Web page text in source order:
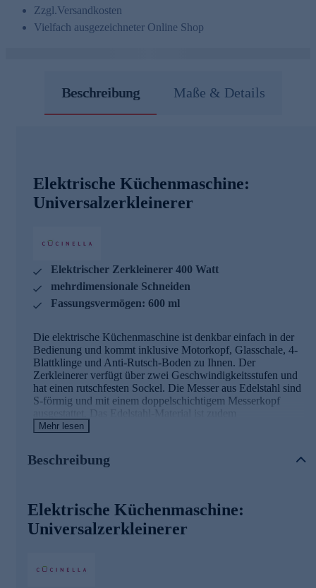
Zzgl.Versandkosten
Vielfach ausgezeichneter Online Shop
Beschreibung Maße & Details
Elektrische Küchenmaschine:
Universalzerkleinerer
Elektrischer Zerkleinerer 400 Watt
mehrdimensionale Schneiden
Fassungsvermögen: 600 ml
Die elektrische Küchenmaschine ist denkbar einfach in der
Bedienung und kommt inklusive Motorkopf, Glasschale, 4-
Blattklinge und Anti-Rutsch-Boden zu Ihnen. Der
Zerkleinerer verfügt über zwei Geschwindigkeitsstufen und
hat einen rutschfesten Sockel. Die Messer aus Edelstahl sind
S-förmig und mit einem doppelschichtigem Messerkopf
ausgestattet. Das Edelstahl-Material ist zudem
lebensmittelecht und die Schneiden sind mehrdimensional.
Fleisch, Gemüse, Kräuter und Nüsse - und Soßen und
Nutzen Sie die Gelegenheit und bestellen jetzt bequem
online.
Mehr lesen
Beschreibung
Elektrische Küchenmaschine:
Universalzerkleinerer